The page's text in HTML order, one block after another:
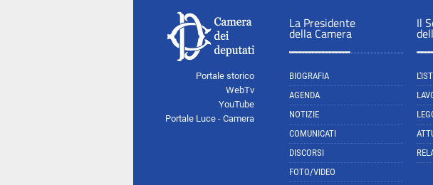
Portale storico
WebTv
YouTube
Portale Luce - Camera
La Presidente
della Camera
BIOGRAFIA
AGENDA
NOTIZIE
COMUNICATI
DISCORSI
FOTO/VIDEO
Il